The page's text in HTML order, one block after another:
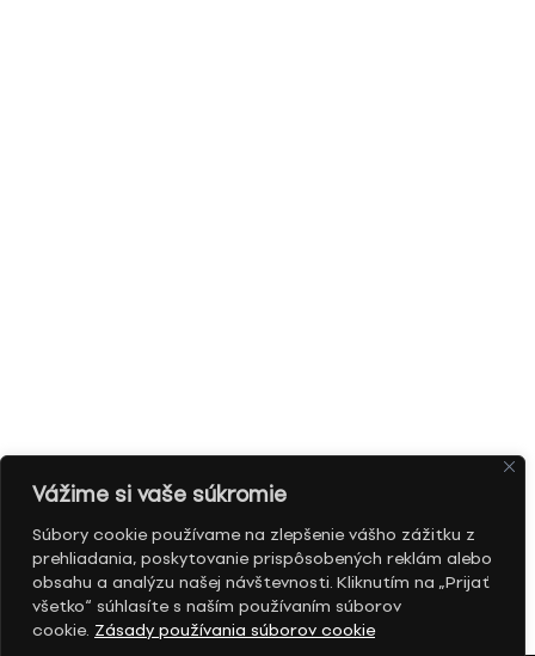
Vážime si vaše súkromie
Súbory cookie používame na zlepšenie vášho zážitku z
prehliadania, poskytovanie prispôsobených reklám alebo
obsahu a analýzu našej návštevnosti. Kliknutím na „Prijať
všetko“ súhlasíte s naším používaním súborov
cookie. Zásady používania súborov cookie